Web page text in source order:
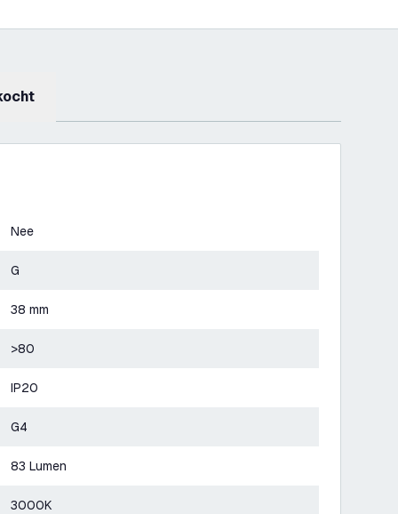
Nee
G
38 mm
>80
IP20
G4
83 Lumen
3000K